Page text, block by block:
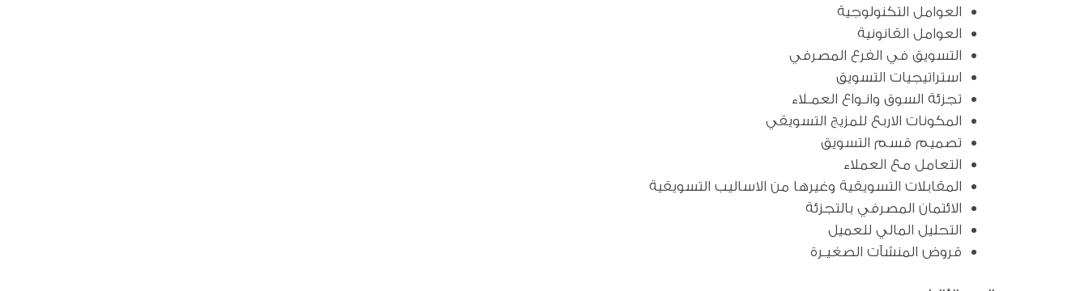
العوامل التكنولوجية
العوامل القانونية
التسويق في الفرع المصرفي
استراتيجيات التسويق
تجزئة السوق وانـواع العمـلاء
المكونات الاربع للمزيج التسويقي
تصميم قسم التسويق
التعامل مع العملاء
المقابلات التسويقية وغيرها من الاساليب التسويقية
الائتمان المصرفي بالتجزئة
التحليل المالي للعميل
قروض المنشآت الصغيـرة